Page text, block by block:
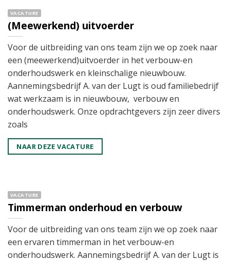
VACATURE
(Meewerkend) uitvoerder
Voor de uitbreiding van ons team zijn we op zoek naar
een (meewerkend)uitvoerder in het verbouw-en
onderhoudswerk en kleinschalige nieuwbouw.
Aannemingsbedrijf A. van der Lugt is oud familiebedrijf
wat werkzaam is in nieuwbouw, verbouw en
onderhoudswerk. Onze opdrachtgevers zijn zeer divers
zoals
NAAR DEZE VACATURE
VACATURE
Timmerman onderhoud en verbouw
Voor de uitbreiding van ons team zijn we op zoek naar
een ervaren timmerman in het verbouw-en
onderhoudswerk. Aannemingsbedrijf A. van der Lugt is